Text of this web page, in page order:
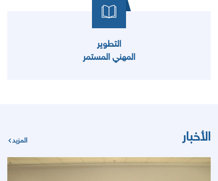
التطوير
المهني المستمر
الأخبار المزيد